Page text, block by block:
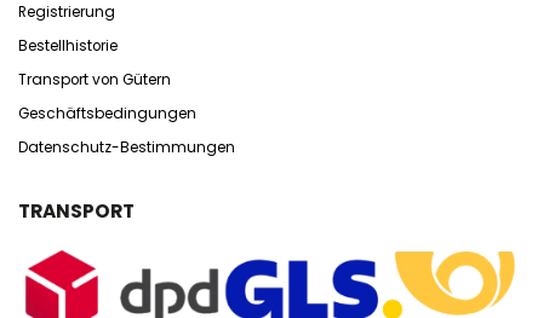
Registrierung
Bestellhistorie
Transport von Gütern
Geschäftsbedingungen
Datenschutz-Bestimmungen
TRANSPORT